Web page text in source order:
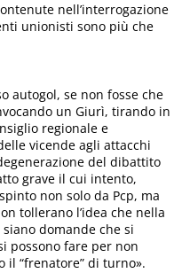
nell’interrogazione
unionisti sono più che
autogol, se non fosse che
un Giurì, tirando in
regionale e
vicende agli attacchi
del dibattito
grave il cui intento,
non solo da Pcp, ma
tollerano l’idea che nella
siano domande che si
possono fare per non
“frenatore” di turno».